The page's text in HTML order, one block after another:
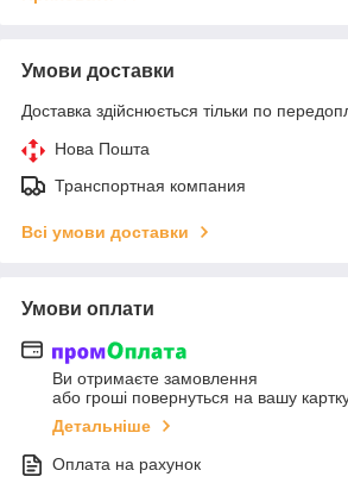
Умови доставки
Доставка здійснюється тільки по
Нова Пошта
Транспортная компания
Всі умови доставки
Умови оплати
Ви отримаєте замовлення
або гроші повернуться на вашу
Детальніше
Оплата на рахунок